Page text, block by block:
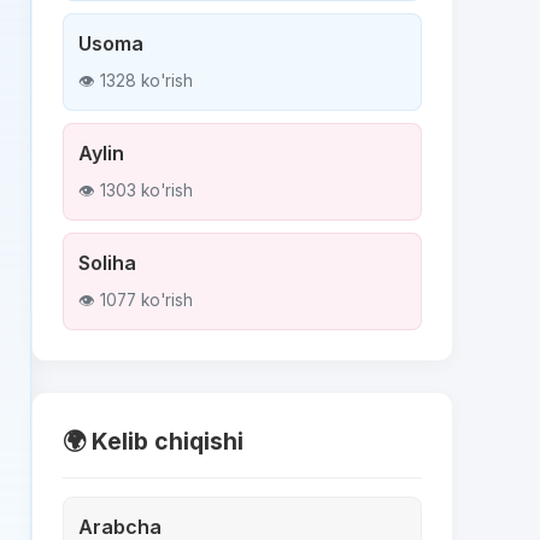
Usoma
👁 1328 ko'rish
Aylin
👁 1303 ko'rish
Soliha
👁 1077 ko'rish
🌍 Kelib chiqishi
Arabcha